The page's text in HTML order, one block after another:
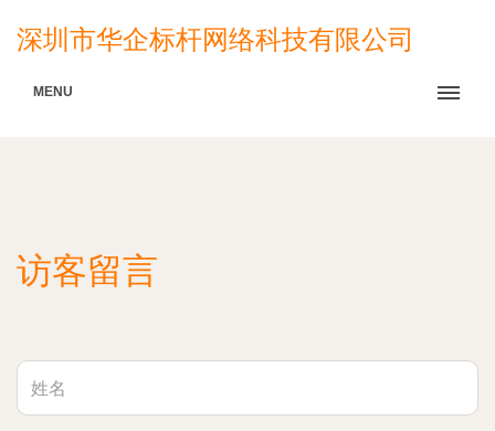
深圳市华企标杆网络科技有限公司
MENU
访客留言